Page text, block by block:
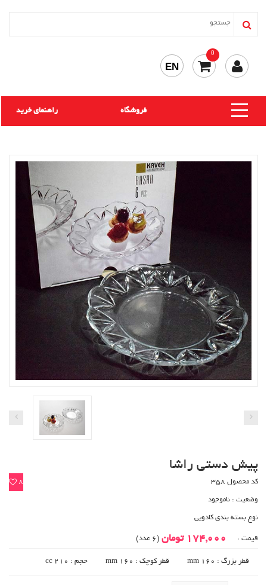
0
EN
راهنمای خرید فروشگاه
پیش دستی راشا
8 کد محصول 358
وضعیت : ناموجود
نوع بسته بندی کادویی
قیمت : 174,000 تومان (6 عدد)
قطر بزرگ : 160 mm قطر کوچک : 160 mm حجم : 210 cc